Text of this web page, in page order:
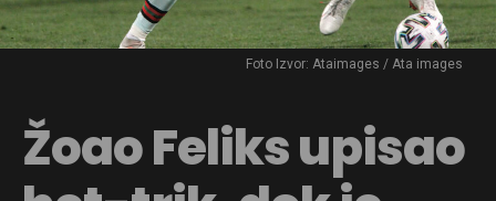
Foto Izvor: Ataimages / Ata images
Žoao Feliks upisao